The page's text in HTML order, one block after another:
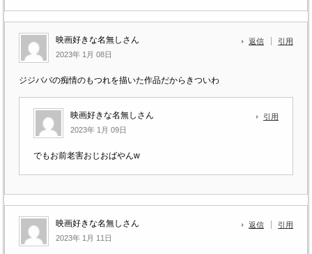
映画好きな名無しさん
2023年 1月 08日
返信 引用
ジジババの痴情のもつれを描いた作品だからきついわ
映画好きな名無しさん
2023年 1月 09日
引用
でもお前老害おじおばやんw
映画好きな名無しさん
2023年 1月 11日
返信 引用